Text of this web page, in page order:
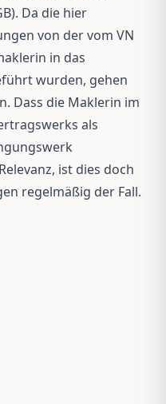
Da die hier
von der vom VN
in das
wurden, gehen
Dass die Maklerin im
als
ist dies doch
regelmäßig der Fall.